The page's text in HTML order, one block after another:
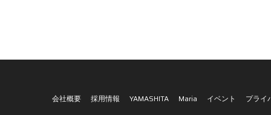
会社概要 採用情報 YAMASHITA Maria イベント プライ